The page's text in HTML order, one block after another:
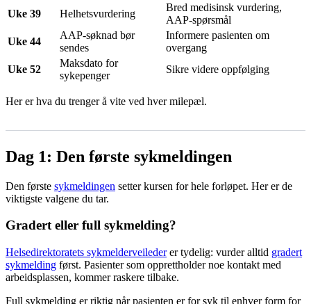
Uke 39 Helhetsvurdering
Bred medisinsk vurdering,
AAP-spørsmål
Uke 44
AAP-søknad bør
sendes
Informere pasienten om
overgang
Uke 52
Maksdato for
sykepenger
Sikre videre oppfølging
Her er hva du trenger å vite ved hver milepæl.
Dag 1: Den første sykmeldingen
Den første sykmeldingen setter kursen for hele forløpet. Her er de
viktigste valgene du tar.
Gradert eller full sykmelding?
Helsedirektoratets sykmelderveilederer tydelig: vurder alltid gradert
sykmelding først. Pasienter som opprettholder noe kontakt med
arbeidsplassen, kommer raskere tilbake.
Full sykmelding er riktig når pasienten er for syk til enhver form for